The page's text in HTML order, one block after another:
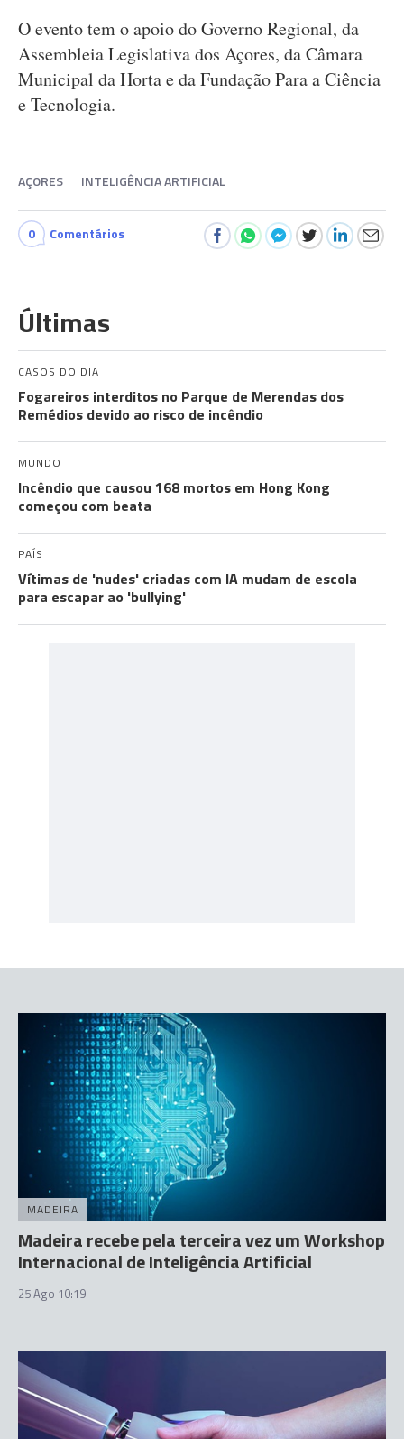
O evento tem o apoio do Governo Regional, da
Assembleia Legislativa dos Açores, da Câmara
Municipal da Horta e da Fundação Para a Ciência
e Tecnologia.
AÇORES INTELIGÊNCIA ARTIFICIAL
0 Comentários
Últimas
CASOS DO DIA
Fogareiros interditos no Parque de Merendas dos
Remédios devido ao risco de incêndio
MUNDO
Incêndio que causou 168 mortos em Hong Kong
começou com beata
PAÍS
Vítimas de 'nudes' criadas com IA mudam de escola
para escapar ao 'bullying'
MADEIRA
Madeira recebe pela terceira vez um Workshop
Internacional de Inteligência Artificial
25 Ago 10:19